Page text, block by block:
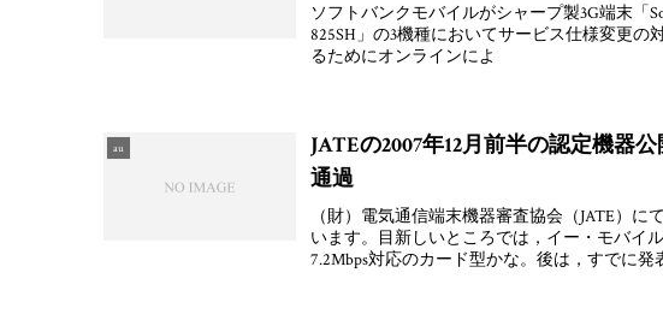
ソフトバンクモバイルがシャープ製3G端末「
825SH」の3機種においてサービス仕様変更
るためにオンラインによ
au
JATEの2007年12月前半の認定機器
通過
（財）電気通信端末機器審査協会（JATE）
います。目新しいところでは，イー・モバイ
7.2Mbps対応のカード型かな。後は，すでに発